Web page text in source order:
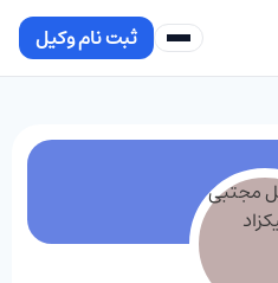
ثبت نام وکیل